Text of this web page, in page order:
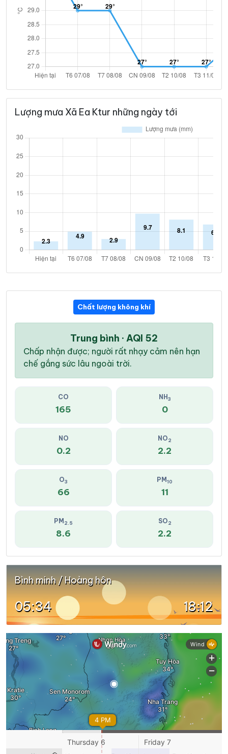
Lượng mưa Xã Ea Ktur những ngày tới
Chất lượng không khí
Trung bình · AQI 52
Chấp nhận được; người rất nhạy cảm nên hạn
chế gắng sức lâu ngoài trời.
CO
165
NH 3
0
NO
0.2
NO2
2.2
O3
66
PM 10
11
PM 2.5
8.6
SO2
2.2
Bình minh / Hoàng hôn
05:34 18:12